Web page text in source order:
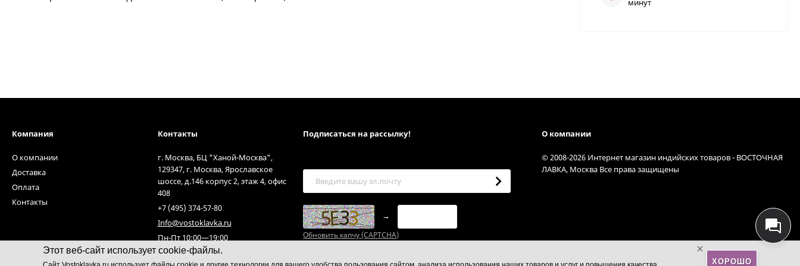
Этот веб-сайт использует cookie-файлы.
ХОРОШО
минут
Компания
О компании
Доставка
Оплата
Контакты
Контакты
г. Москва, БЦ "Ханой-Москва",
129347, г. Москва, Ярославское
шоссе, д.146 корпус 2, этаж 4, офис
408
+7 (495) 374-57-80
Info@vostoklavka.ru
Пн-Пт 10:00—19:00
Подписаться на рассылкy!
→
Обновить капчу (CAPTCHA)
О компании
© 2008-2026 Интернет магазин индийских товаров - ВОСТОЧНАЯ
ЛАВКА, Москва Все права защищены